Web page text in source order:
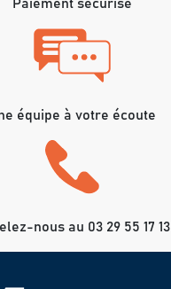
Paiement sécurisé
équipe à votre écoute
nous au 03 29 55 17 13